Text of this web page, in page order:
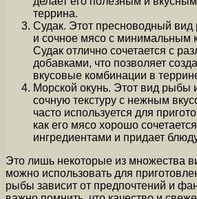
террина.
Судак. Этот пресноводный
и сочное мясо с минимальным
Судак отлично сочетается с
добавками, что позволяет
вкусовые комбинации в
Морской окунь. Этот вид рыбы
сочную текстуру с нежным
часто используется для
как его мясо хорошо
ингредиентами и придает
Это лишь некоторые из множества
можно использовать для
рыбы зависит от предпочтений и